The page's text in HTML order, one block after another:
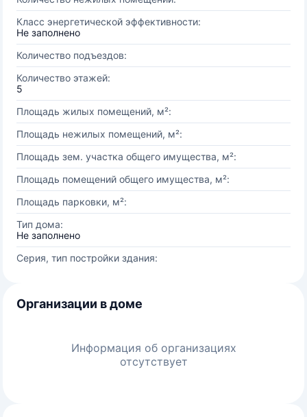
Класс энергетической эффективности:
Не заполнено
Количество подъездов:
Количество этажей:
5
Площадь жилых помещений, м²:
Площадь нежилых помещений, м²:
Площадь зем. участка общего имущества, м²:
Площадь помещений общего имущества, м²:
Площадь парковки, м²:
Тип дома:
Не заполнено
Серия, тип постройки здания:
Организации в доме
Информация об организациях
отсутствует